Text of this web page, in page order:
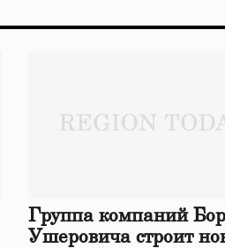
Группа компаний
Ушеровича строит